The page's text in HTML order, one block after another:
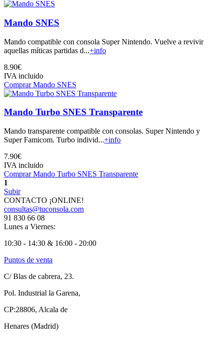
Mando SNES
Mando compatible con consola Super Nintendo. Vuelve a revivir
aquellas míticas partidas d...+info
8.90€
IVA incluido
Comprar Mando SNES
Mando Turbo SNES Transparente
Mando transparente compatible con consolas. Super Nintendo y
Super Famicom. Turbo individ...+info
7.90€
IVA incluido
Comprar Mando Turbo SNES Transparente
1
Subir
CONTACTO ¡ONLINE!
consultas@tuconsola.com
91 830 66 08
Lunes a Viernes:
10:30 - 14:30 & 16:00 - 20:00
Puntos de venta
C/ Blas de cabrera, 23.
Pol. Industrial la Garena,
CP:28806, Alcala de
Henares (Madrid)